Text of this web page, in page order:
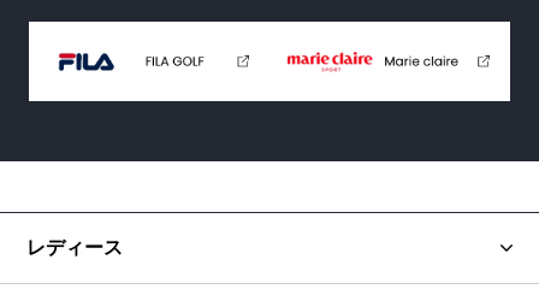
レディース